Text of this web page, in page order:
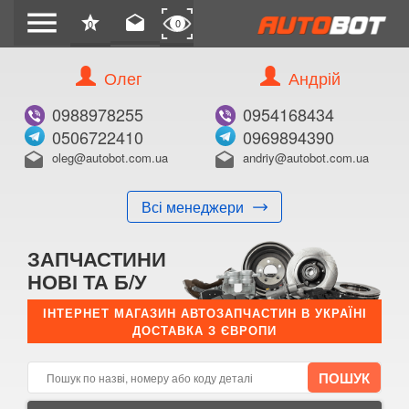
menu star
0 drafts 0
Олег
0988978255
0506722410
drafts oleg@autobot.com.ua
Всі менеджери
Андрій
0954168434
0969894390
drafts andriy@autobot.com.ua
ЗАПЧАСТИНИ
НОВІ ТА Б/У
ІНТЕРНЕТ МАГАЗИН АВТОЗАПЧАСТИН В УКРАЇНІ
ДОСТАВКА З ЄВРОПИ
КУПИТИ
Оригінальний номер:
Примітка:
E-mail:
Телефон: